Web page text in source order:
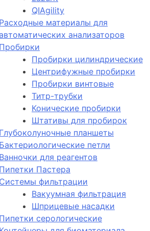
QIAgility
Расходные материалы для
анализаторов
Пробирки
Пробирки цилиндрические
Центрифужные пробирки
Пробирки винтовые
Титр-трубки
Конические пробирки
Штативы для пробирок
Глубоколуночные планшеты
Бактериологические петли
Ванночки для реагентов
Пипетки Пастера
Системы фильтрации
Вакуумная фильтрация
Шприцевые насадки
Пипетки серологические